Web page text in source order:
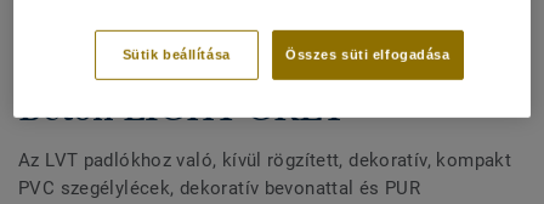
Kívül rögzített, dekoratív
szegélylécek LVT padlókhoz -
Beton LIGHT GREY
Az LVT padlókhoz való, kívül rögzített, dekoratív, kompakt
PVC szegélylécek, dekoratív bevonattal és PUR
Összes süti elfogadása
Sütik beállítása